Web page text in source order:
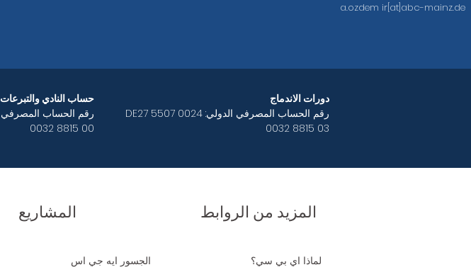
a.ozdem ir[at]abc-mainz.de
حساب النادي والتبرعات
0032 8815 00
دورات الاندماج
رقم الحساب المصرفي الدولي: DE27 5507 0024
0032 8815 03
المشاريع
الجسور ايه جي اس
المزيد من الروابط
لماذا اي بي سي؟